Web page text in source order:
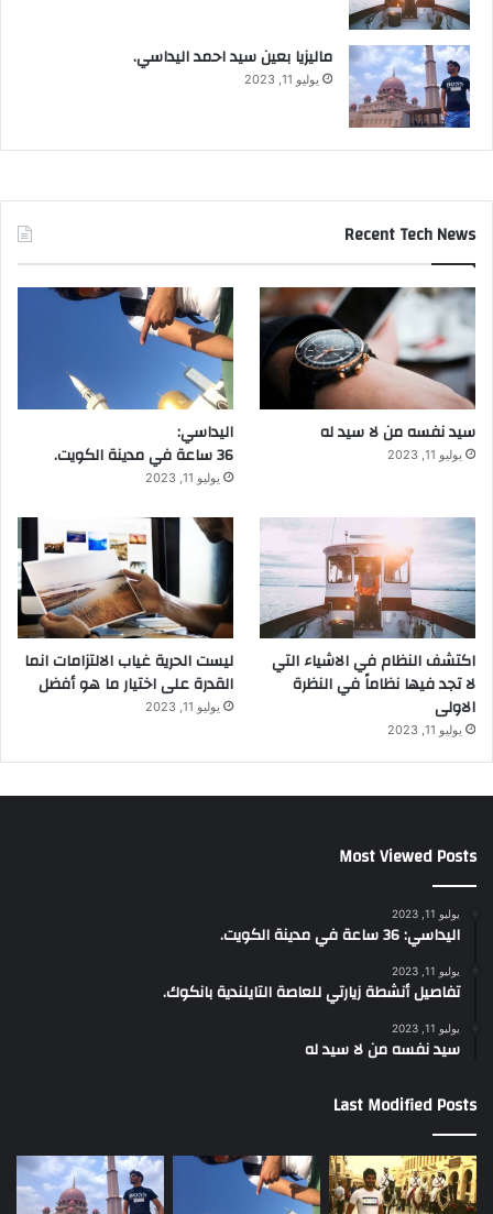
ماليزيا بعين سيد احمد اليداسي.
يوليو 11, 2023
Recent Tech News
سيد نفسه من لا سيد له
يوليو 11, 2023
اليداسي:
36 ساعة في مدينة الكويت.
يوليو 11, 2023
اكتشف النظام في الاشياء التي
لا تجد فيها نظاماً في النظرة
الاولى
يوليو 11, 2023
ليست الحرية غياب الالتزامات انما
القدرة على اختيار ما هو أفضل
يوليو 11, 2023
Most Viewed Posts
يوليو 11, 2023
اليداسي: 36 ساعة في مدينة الكويت.
يوليو 11, 2023
تفاصيل أنشطة زيارتي للعاصة التايلندية بانكوك.
يوليو 11, 2023
سيد نفسه من لا سيد له
Last Modified Posts